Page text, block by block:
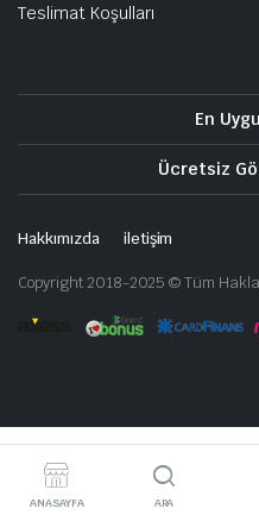
Teslimat Koşulları
En
Ücretsiz
Hakkımızda iletişim
Copyright 2018-2025 © Tüm
ANASAYFA ARA